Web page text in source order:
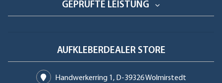
GEPRÜFTE LEISTUNG
AUFKLEBERDEALER STORE
Handwerkerring 1, D-39326 Wolmirstedt